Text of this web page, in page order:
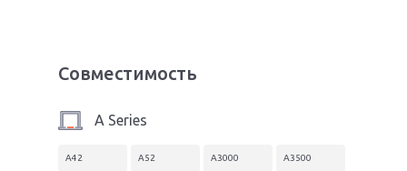
Совместимость
A Series
A42 A52 A3000 A3500